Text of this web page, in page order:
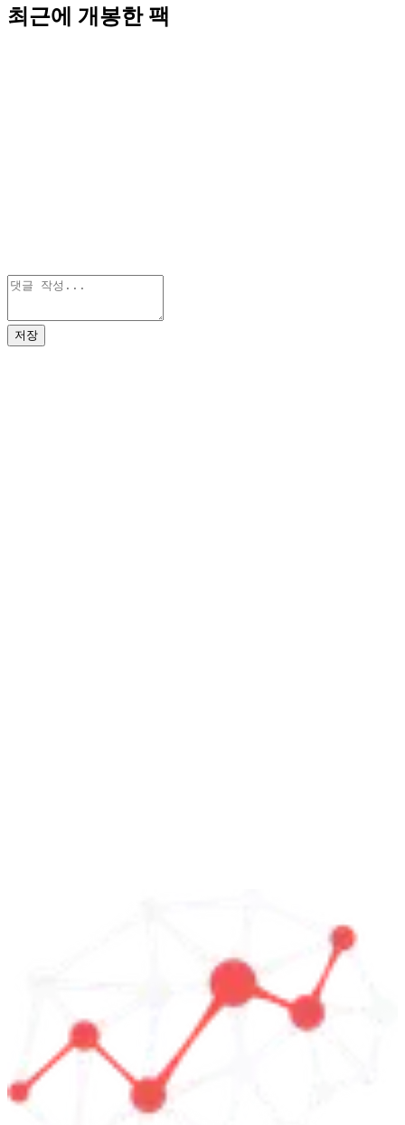
최근에 개봉한 팩
저장